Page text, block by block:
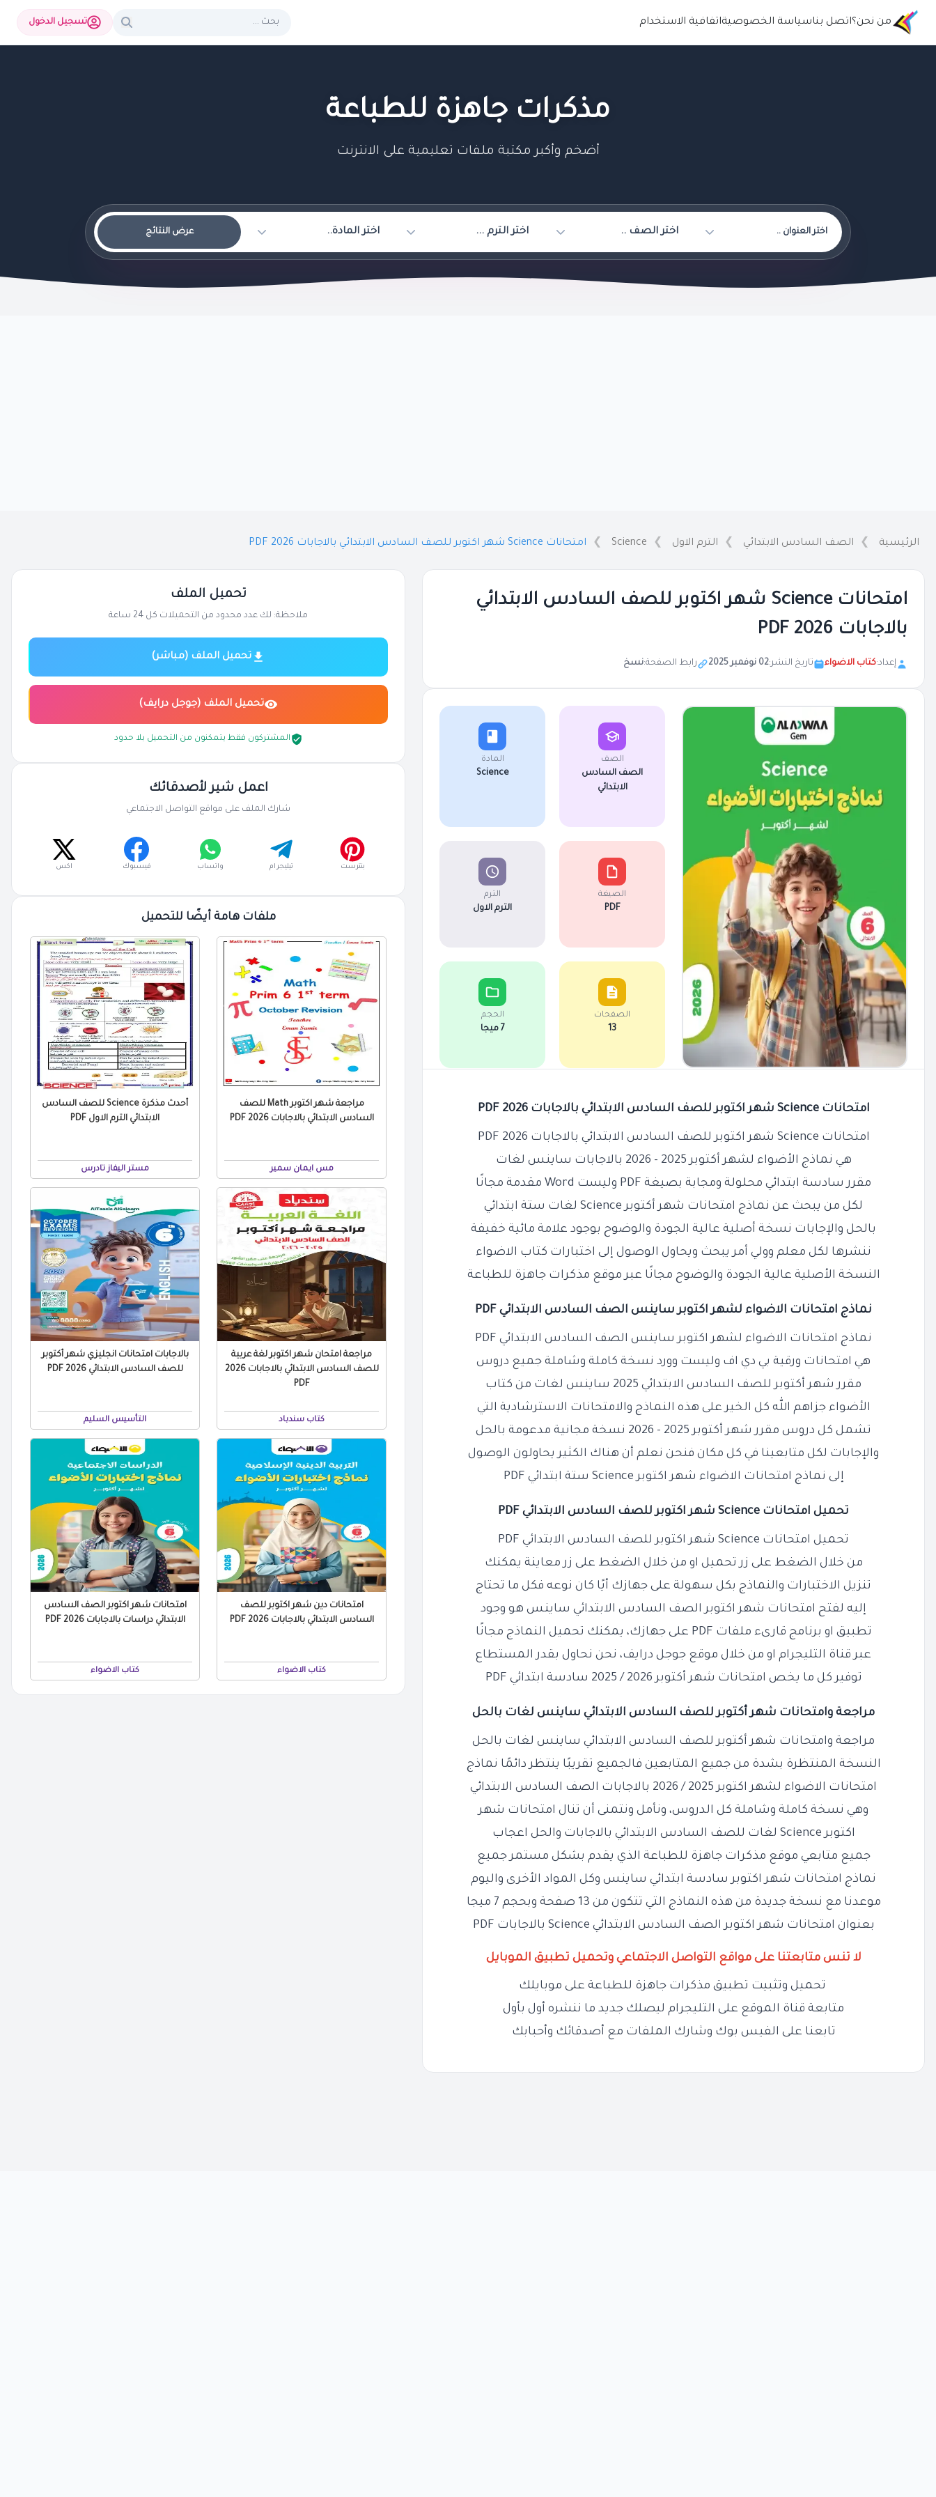
من نحن؟اتصل بناسياسة الخصوصيةاتفافية الاستخدام تسجيل الدخول
مذكرات جاهزة للطباعة
أضخم وأكبر مكتبة ملفات تعليمية على الانترنت
عرض النتائج
الرئيسية الصف السادس الابتدائي الترم الاول Science امتحانات Science شهر اكتوبر للصف السادس الابتدائي بالاجابات 2026 PDF
امتحانات Science شهر اكتوبر للصف السادس الابتدائي
بالاجابات 2026 PDF
إعداد:كتاب الاضواء تاريخ النشر:02 نوفمبر 2025 رابط الصفحة:نسخ
الصف
الصف السادس
الابتدائي
المادة
Science
الصيغة
PDF
الترم
الترم الاول
الصفحات
13
الحجم
7 ميجا
امتحانات Science شهر اكتوبر للصف السادس الابتدائي بالاجابات 2026 PDF
امتحانات Science شهر اكتوبر للصف السادس الابتدائي بالاجابات 2026 PDF
هي نماذج الأضواء لشهر أكتوبر 2025 - 2026 بالاجابات
ساينس لغات
مقرر سادسة ابتدائي محلولة ومجابة بصيغة PDF وليست Word مقدمة مجانًا
لكل من يبحث عن نماذج امتحانات شهر أكتوبر Science لغات ستة ابتدائي
بالحل والإجابات نسخة أصلية عالية الجودة والوضوح بوجود علامة مائية خفيفة
ننشرها لكل معلم وولي أمر يبحث ويحاول الوصول إلى اختبارات كتاب الاضواء
النسخة الأصلية عالية الجودة والوضوح مجانًا عبر موقع مذكرات جاهزة للطباعة
نماذج امتحانات الاضواء لشهر اكتوبر ساينس الصف السادس الابتدائي PDF
نماذج امتحانات الاضواء لشهر اكتوبر ساينس الصف السادس الابتدائي PDF
هي امتحانات ورقية بي دي اف وليست وورد نسخة كاملة وشاملة جميع دروس
مقرر شهر أكتوبر للصف السادس الابتدائي 2025 ساينس لغات من كتاب
الأضواء جزاهم الله كل الخير على هذه النماذج والامتحانات الاسترشادية التي
تشمل كل دروس مقرر شهر أكتوبر 2025 - 2026 نسخة مجانية مدعومة بالحل
والإجابات لكل متابعينا في كل مكان فنحن نعلم أن هناك الكثير يحاولون الوصول
إلى نماذج امتحانات الاضواء شهر اكتوبر Science ستة ابتدائي PDF
تحميل امتحانات Science شهر اكتوبر للصف السادس الابتدائي PDF
تحميل امتحانات Science شهر اكتوبر للصف السادس الابتدائي PDF
من خلال الضغط على زر تحميل او من خلال الضغط على زر معاينة يمكنك
تنزيل الاختبارات والنماذج بكل سهولة على جهازك أيًا كان نوعه فكل ما تحتاج
إليه لفتح امتحانات شهر اكتوبر الصف السادس الابتدائي ساينس هو وجود
تطبيق او برنامج قارىء ملفات PDF على جهازك، يمكنك تحميل النماذج مجانًا
عبر قناة التليجرام او من خلال موقع جوجل درايف، نحن نحاول بقدر المستطاع
توفير كل ما يخص امتحانات شهر أكتوبر 2026 / 2025 سادسة ابتدائي PDF
مراجعة وامتحانات شهر أكتوبر للصف السادس الابتدائي ساينس لغات بالحل
مراجعة وامتحانات شهر أكتوبر للصف السادس الابتدائي ساينس لغات بالحل
النسخة المنتظرة بشدة من جميع المتابعين فالجميع تقريبًا ينتظر دائمًا نماذج
امتحانات الاضواء لشهر اكتوبر 2025 / 2026 بالاجابات الصف السادس الابتدائي
وهي نسخة كاملة وشاملة كل الدروس، ونأمل ونتمنى أن تنال امتحانات شهر
اكتوبر Science لغات للصف السادس الابتدائي بالاجابات والحل اعجاب
جميع متابعي موقع مذكرات جاهزة للطباعة الذي يقدم بشكل مستمر جميع
نماذج امتحانات شهر اكتوبر سادسة ابتدائي ساينس وكل المواد الأخرى واليوم
موعدنا مع نسخة جديدة من هذه النماذج التي تتكون من 13 صفحة وبحجم 7 ميجا
بعنوان امتحانات شهر اكتوبر الصف السادس الابتدائي Science بالاجابات PDF
لا تنس متابعتنا على مواقع التواصل الاجتماعي وتحميل تطبيق الموبايل
تحميل وتثبيت تطبيق مذكرات جاهزة للطباعة على موبايلك
متابعة قناة الموقع على التليجرام ليصلك جديد ما ننشره أول بأول
تابعنا على الفيس بوك وشارك الملفات مع أصدقائك وأحبابك
تحميل الملف
ملاحظة: لك عدد محدود من التحميلات كل 24 ساعة
تحميل الملف (مباشر)
تحميل الملف (جوجل درايف)
المشتركون فقط يتمكنون من التحميل بلا حدود
اعمل شير لأصدقائك
شارك الملف على مواقع التواصل الاجتماعي
بنترست تيليجرام واتساب فيسبوك اكس
ملفات هامة أيضًا للتحميل
مراجعة شهر اكتوبر Math للصف
السادس الابتدائي بالاجابات 2026 PDF
مس ايمان سمير
أحدث مذكرة Science للصف السادس
الابتدائي الترم الاول PDF
مستر اليفاز تادرس
مراجعة امتحان شهر اكتوبر لغة عربية
للصف السادس الابتدائي بالاجابات 2026
PDF
كتاب سندباد
بالاجابات امتحانات انجليزي شهر أكتوبر
للصف السادس الابتدائي 2026 PDF
التأسيس السليم
امتحانات دين شهر اكتوبر للصف
السادس الابتدائي بالاجابات 2026 PDF
كتاب الاضواء
امتحانات شهر اكتوبر الصف السادس
الابتدائي دراسات بالاجابات 2026 PDF
كتاب الاضواء